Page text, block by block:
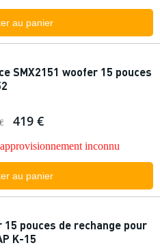
au panier
SMX2151 woofer 15 pouces
419 €
inconnu
au panier
15 pouces de rechange pour
K-15